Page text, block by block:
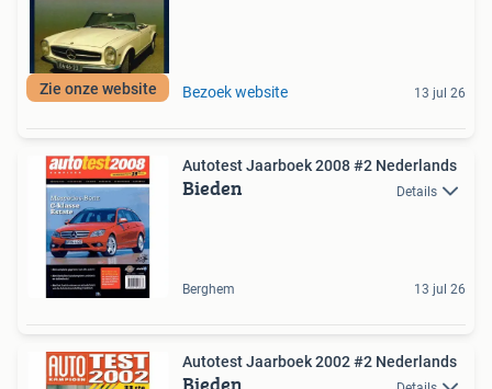
Zie onze website Bezoek website 13 jul 26
Autotest Jaarboek 2008 #2 Nederlands
Bieden Details
Berghem 13 jul 26
Autotest Jaarboek 2002 #2 Nederlands